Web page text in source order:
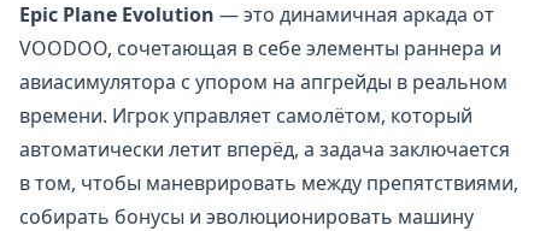
Epic Plane Evolution — это динамичная аркада от
VOODOO, сочетающая в себе элементы раннера и
авиасимулятора с упором на апгрейды в реальном
времени. Игрок управляет самолётом, который
автоматически летит вперёд, а задача заключается
в том, чтобы маневрировать между препятствиями,
собирать бонусы и эволюционировать машину